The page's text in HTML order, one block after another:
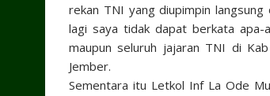
rekan TNI yang diupimpin
lagi saya tidak dapat berkata apa-
maupun seluruh jajaran TNI di
Jember.
Sementara itu Letkol Inf La Ode